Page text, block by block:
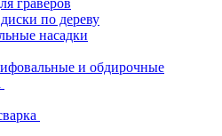
граверов
по дереву
насадки
и обдирочные